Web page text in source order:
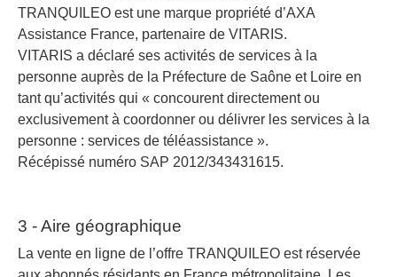
TRANQUILEO est une marque propriété d’AXA
Assistance France, partenaire de VITARIS.
VITARIS a déclaré ses activités de services à la
personne auprès de la Préfecture de Saône et Loire en
tant qu’activités qui « concourent directement ou
exclusivement à coordonner ou délivrer les services à la
personne : services de téléassistance ».
Récépissé numéro SAP 2012/343431615.
3 - Aire géographique
La vente en ligne de l’offre TRANQUILEO est réservée